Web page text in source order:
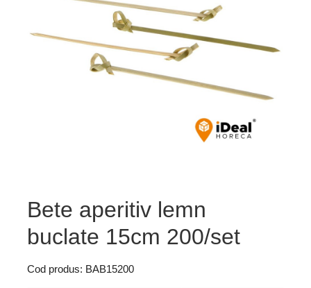
Bete aperitiv lemn
buclate 15cm 200/set
Cod produs: BAB15200